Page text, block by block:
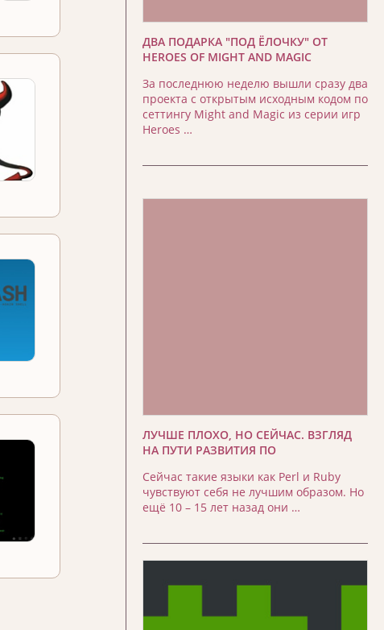
ДВА ПОДАРКА "ПОД ЁЛОЧКУ" ОТ
HEROES OF MIGHT AND MAGIC
За последнюю неделю вышли сразу два
проекта с открытым исходным кодом по
сеттингу Might and Magic из серии игр
Heroes …
ЛУЧШЕ ПЛОХО, НО СЕЙЧАС. ВЗГЛЯД
НА ПУТИ РАЗВИТИЯ ПО
Сейчас такие языки как Perl и Ruby
чувствуют себя не лучшим образом. Но
ещё 10 – 15 лет назад они …